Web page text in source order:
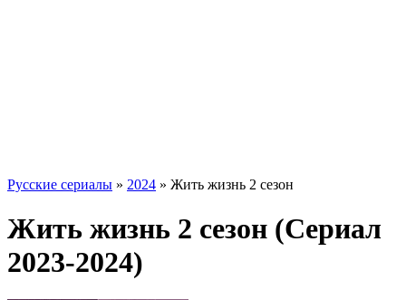
Русские сериалы » 2024 » Жить жизнь 2 сезон
Жить жизнь 2 сезон (Сериал
2023-2024)